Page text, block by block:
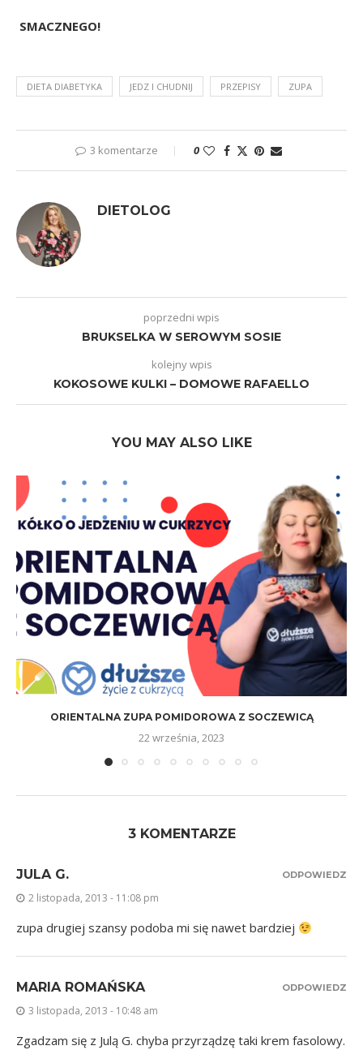
SMACZNEGO!
DIETA DIABETYKA JEDZ I CHUDNIJ PRZEPISY ZUPA
3 komentarze 0
DIETOLOG
poprzedni wpis
BRUKSELKA W SEROWYM SOSIE
kolejny wpis
KOKOSOWE KULKI – DOMOWE RAFAELLO
YOU MAY ALSO LIKE
ORIENTALNA ZUPA POMIDOROWA Z SOCZEWICĄ
22 września, 2023
3 KOMENTARZE
JULA G.
2 listopada, 2013 - 11:08 pm
zupa drugiej szansy podoba mi się nawet bardziej
ODPOWIEDZ
MARIA ROMAŃSKA
3 listopada, 2013 - 10:48 am
Zgadzam się z Julą G. chyba przyrządzę taki krem fasolowy.
ODPOWIEDZ